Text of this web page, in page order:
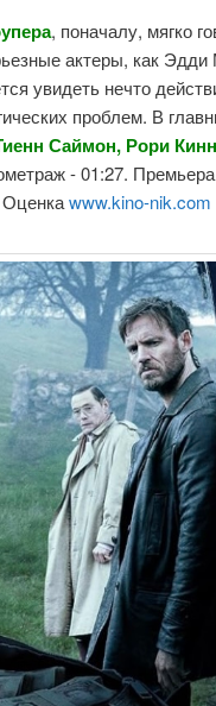
, поначалу, мягко
актеры, как
увидеть нечто
проблем. В
Саймон, Рори
- 01:27.
Оценкаwww.kino-nik.com